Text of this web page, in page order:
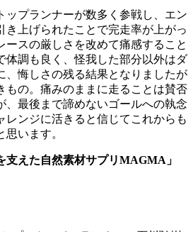
ップランナーが数多く参戦し、エン
き上げられたことで完走率が上がっ
ースの厳しさを改めて痛感すること
体調も良く、怪我した部分以外はダ
、悔しさの残る結果となりましたが
もの。痛みのままに走ることは賛否
、最後まで諦めないゴールへの執念
レンジに活きると信じてこれからも
います。
支えた自然素材サプリMAGMA」